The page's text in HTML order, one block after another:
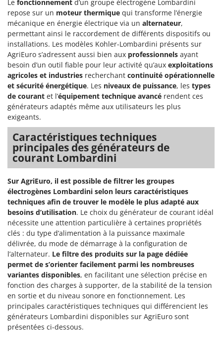
Seven Italy
Shark
Silky
Simatech
Sirman
Skil
Smartwood
Smeg
Solidur
Spice Electronics
Spiralmac
Spring Protezione
Spyro
Stanley
Stiga
Stocker
Sunseeker
T
Tecla
TecnoGen
Tellarini Pompe
Telwin
Le fonctionnement d’un groupe électrogène Lombardini
repose sur un moteur thermique qui transforme l’énergie
mécanique en énergie électrique via un alternateur,
permettant ainsi le raccordement de différents dispositifs ou
installations. Les modèles Kohler-Lombardini présents sur
AgriEuro s’adressent aussi bien aux professionnels ayant
besoin d’un outil fiable pour leur activité qu’aux exploitations
agricoles et industries recherchant continuité opérationnelle
et sécurité énergétique. Les niveaux de puissance, les types
de courant et l’équipement technique avancé rendent ces
générateurs adaptés même aux utilisateurs les plus
exigeants.
Caractéristiques techniques
principales des générateurs de
courant Lombardini
Sur AgriEuro, il est possible de filtrer les groupes
électrogènes Lombardini selon leurs caractéristiques
techniques afin de trouver le modèle le plus adapté aux
besoins d’utilisation. Le choix du générateur de courant idéal
nécessite une attention particulière à certaines propriétés
clés : du type d’alimentation à la puissance maximale
délivrée, du mode de démarrage à la configuration de
l’alternateur. Le filtre des produits sur la page dédiée
permet de s’orienter facilement parmi les nombreuses
variantes disponibles, en facilitant une sélection précise en
fonction des charges à supporter, de la stabilité de la tension
en sortie et du niveau sonore en fonctionnement. Les
principales caractéristiques techniques qui différencient les
générateurs Lombardini disponibles sur AgriEuro sont
présentées ci-dessous.